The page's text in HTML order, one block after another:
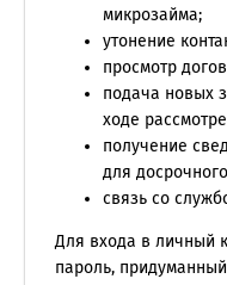
микрозайма;
утонение
просмотр
подача новых
ходе
получение
для
связь со
Для входа в личный
пароль,